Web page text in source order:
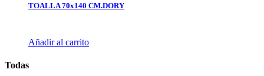
TOALLA 70x140 CM.DORY
Añadir al carrito
Todas